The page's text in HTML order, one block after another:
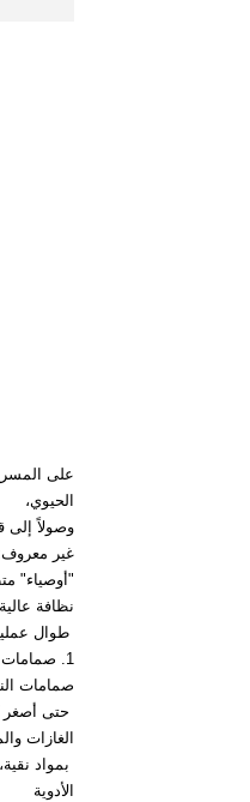
على
الحيوي،
غير
"أوصياء"
نظافة
طوال
1. صمامات النقاء الفائق: التعريف والمتطلبات الصارمة
صمامات
حتى أصغر
الغازات
بمواد
الأدوية